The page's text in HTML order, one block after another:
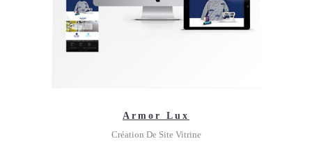
Armor Lux
Création De Site Vitrine